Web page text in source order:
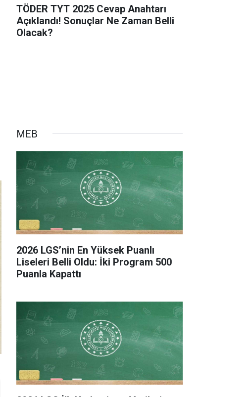
TÖDER TYT 2025 Cevap Anahtarı
Açıklandı! Sonuçlar Ne Zaman Belli
Olacak?
MEB
2026 LGS’nin En Yüksek Puanlı
Liseleri Belli Oldu: İki Program 500
Puanla Kapattı